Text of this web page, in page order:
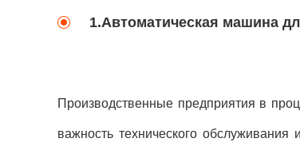
1.Автоматическая машина
Производственные предприятия в
важность технического